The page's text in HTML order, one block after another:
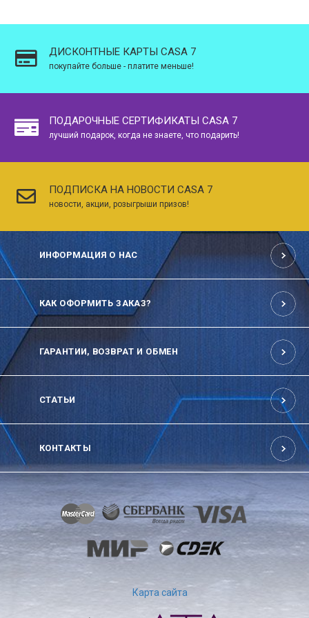
ДИСКОНТНЫЕ КАРТЫ CASA 7
покупайте больше - платите меньше!
ПОДАРОЧНЫЕ СЕРТИФИКАТЫ CASA 7
лучший подарок, когда не знаете, что подарить!
ПОДПИСКА НА НОВОСТИ CASA 7
новости, акции, розыгрыши призов!
ИНФОРМАЦИЯ О НАС
КАК ОФОРМИТЬ ЗАКАЗ?
ГАРАНТИИ, ВОЗВРАТ И ОБМЕН
СТАТЬИ
КОНТАКТЫ
Карта сайта